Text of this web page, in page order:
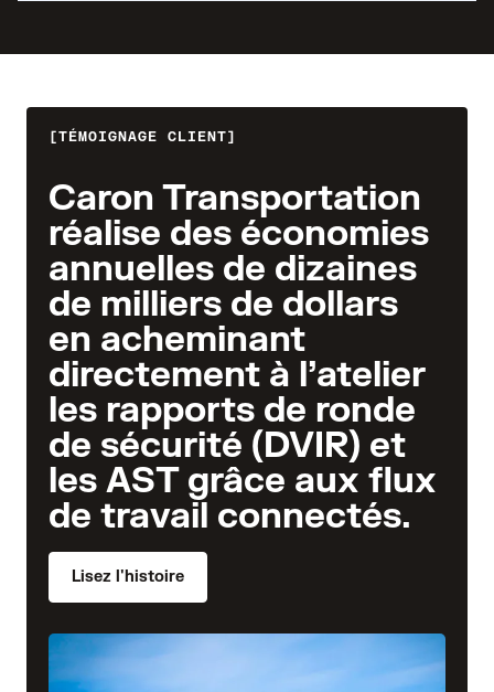
TÉMOIGNAGE CLIENT
Caron Transportation
réalise des économies
annuelles de dizaines
de milliers de dollars
en acheminant
directement à l’atelier
les rapports de ronde
de sécurité (DVIR) et
les AST grâce aux flux
de travail connectés.
Lisez l'histoire